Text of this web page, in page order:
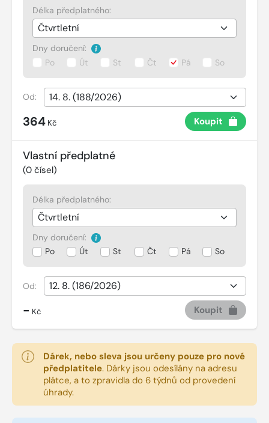
Délka předplatného:
Dny doručení:
Po
Út St Čt Pá So
Od:
364 Kč Koupit
Vlastní předplatné
(0 čísel)
Délka předplatného:
Dny doručení:
Po
Út St Čt Pá So
Od:
- Kč Koupit
Dárek, nebo sleva jsou určeny pouze pro nové
předplatitele. Dárky jsou odesílány na adresu
plátce, a to zpravidla do 6 týdnů od provedení
úhrady.